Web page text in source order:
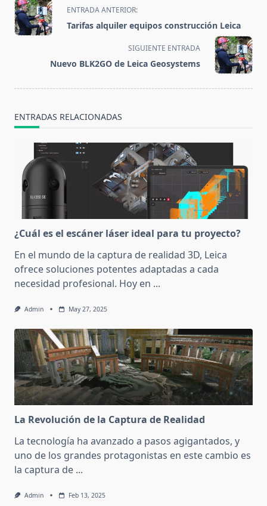
<span
class="nav-
subtitle
ENTRADA ANTERIOR:
Tarifas alquiler equipos construcción Leica
SIGUIENTE ENTRADA
Nuevo BLK2GO de Leica Geosystems
ENTRADAS RELACIONADAS
¿Cuál es el escáner láser ideal para tu proyecto?
En el mundo de la captura de realidad 3D, Leica
ofrece soluciones potentes adaptadas a cada
necesidad profesional. Hoy en ...
Admin May 27, 2025
La Revolución de la Captura de Realidad
La tecnología ha avanzado a pasos agigantados, y
uno de los grandes protagonistas en este cambio es
la captura de ...
Admin Feb 13, 2025